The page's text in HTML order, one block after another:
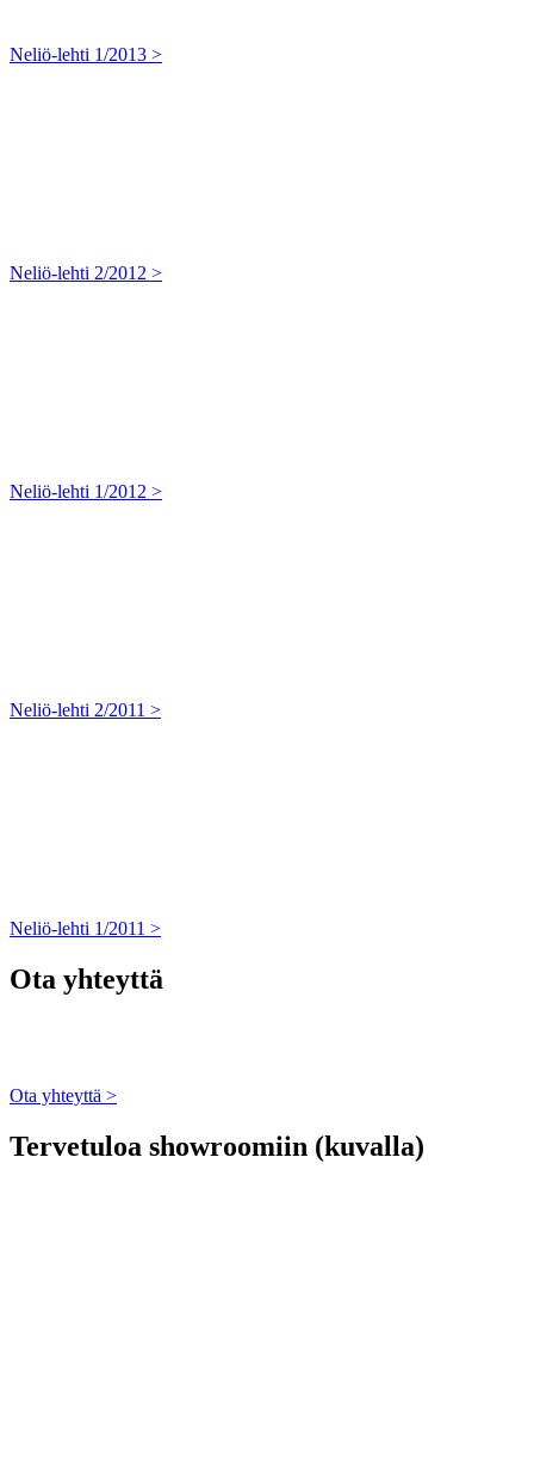
Neliö-lehti 1/2013 >
Neliö-lehti 2/2012 >
Neliö-lehti 1/2012 >
Neliö-lehti 2/2011 >
Neliö-lehti 1/2011 >
Ota yhteyttä
Ota yhteyttä >
Tervetuloa showroomiin (kuvalla)